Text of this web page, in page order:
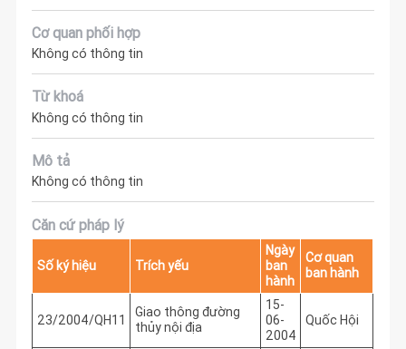
Cơ quan phối hợp
Không có thông tin
Từ khoá
Không có thông tin
Mô tả
Không có thông tin
Căn cứ pháp lý
Số ký hiệu Trích yếu
Ngày
ban
hành
Cơ quan
ban hành
23/2004/QH11
Giao thông đường
thủy nội địa
15-
06-
2004
Quốc Hội